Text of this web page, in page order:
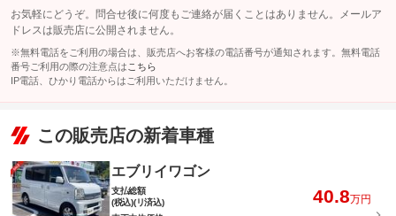
お気軽にどうぞ。問合せ後に何度もご連絡が届くことはありません。メールア
ドレスは販売店に公開されません。
※無料電話をご利用の場合は、販売店へお客様の電話番号が通知されます。無料電話
番号ご利用の際の注意点は こちら
IP電話、ひかり電話からはご利用いただけません。
この販売店の新着車種
エブリイワゴン
支払総額
(税込)(リ済込)
40.8万円